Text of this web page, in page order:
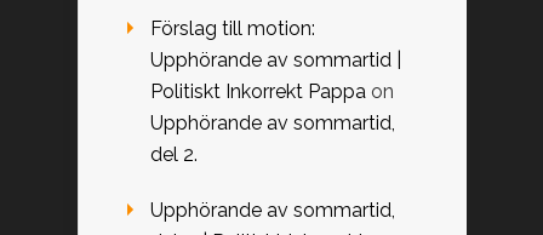
Förslag till motion:
Upphörande av sommartid |
Politiskt Inkorrekt Pappa on
Upphörande av sommartid,
del 2.
Upphörande av sommartid,